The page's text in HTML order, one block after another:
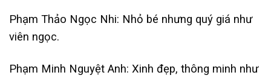
Phạm Thảo Ngọc Nhi: Nhỏ bé nhưng quý giá như
viên ngọc.
Phạm Minh Nguyệt Anh: Xinh đẹp, thông minh như